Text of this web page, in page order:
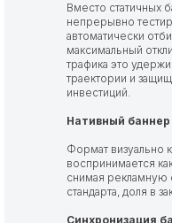
Вместо статичных
непрерывно
автоматически
максимальный
трафика это
траектории и
инвестиций.
Нативный
Формат визуально
воспринимается
снимая рекламную
стандарта, доля в
Синхронизация